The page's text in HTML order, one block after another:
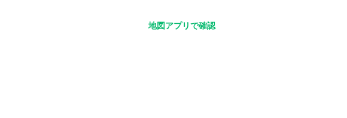
地図アプリで確認